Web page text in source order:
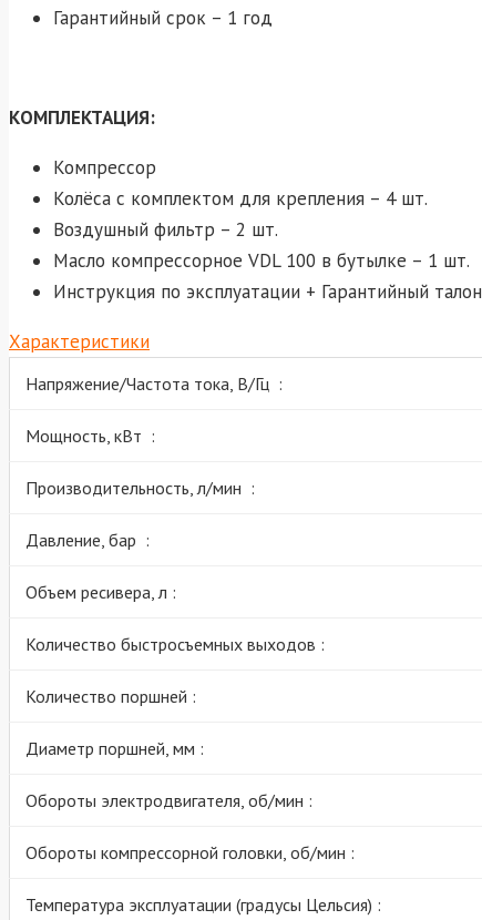
Гарантийный срок – 1 год
КОМПЛЕКТАЦИЯ:
Компрессор
Колёса с комплектом для крепления – 4 шт.
Воздушный фильтр – 2 шт.
Масло компрессорное VDL 100 в бутылке – 1 шт.
Инструкция по эксплуатации + Гарантийный талон
Характеристики
Напряжение/Частота тока, В/Гц :
Мощность, кВт :
Производительность, л/мин :
Давление, бар :
Объем ресивера, л :
Количество быстросъемных выходов :
Количество поршней :
Диаметр поршней, мм :
Обороты электродвигателя, об/мин :
Обороты компрессорной головки, об/мин :
Температура эксплуатации (градусы Цельсия) :